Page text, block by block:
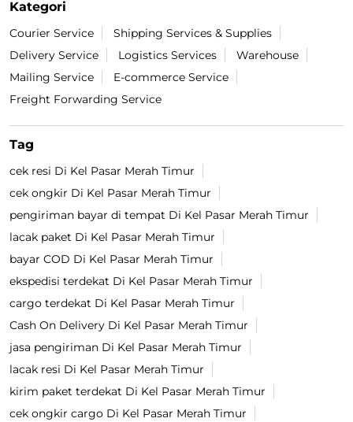
Kategori
Courier Service
Shipping Services & Supplies
Delivery Service
Logistics Services
Warehouse
Mailing Service
E-commerce Service
Freight Forwarding Service
Tag
cek resi Di Kel Pasar Merah Timur
cek ongkir Di Kel Pasar Merah Timur
pengiriman bayar di tempat Di Kel Pasar Merah Timur
lacak paket Di Kel Pasar Merah Timur
bayar COD Di Kel Pasar Merah Timur
ekspedisi terdekat Di Kel Pasar Merah Timur
cargo terdekat Di Kel Pasar Merah Timur
Cash On Delivery Di Kel Pasar Merah Timur
jasa pengiriman Di Kel Pasar Merah Timur
lacak resi Di Kel Pasar Merah Timur
kirim paket terdekat Di Kel Pasar Merah Timur
cek ongkir cargo Di Kel Pasar Merah Timur